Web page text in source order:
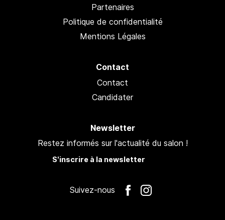
Partenaires
Politique de confidentialité
Mentions Légales
Contact
Contact
Candidater
Newsletter
Restez informés sur l'actualité du salon !
S'inscrire à la newsletter
Suivez-nous